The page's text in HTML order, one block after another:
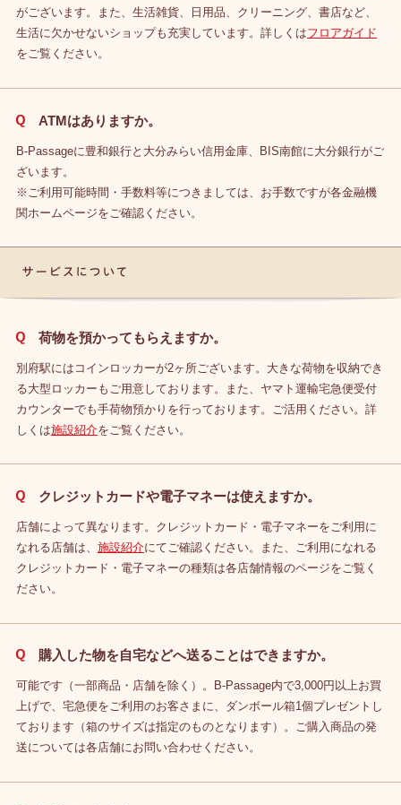
がございます。また、生活雑貨、日用品、クリーニング、書店など、
生活に欠かせないショップも充実しています。詳しくはフロアガイド
をご覧ください。
ATMはありますか。
B-Passageに豊和銀行と大分みらい信用金庫、BIS南館に大分銀行がご
ざいます。
※ご利用可能時間・手数料等につきましては、お手数ですが各金融機
関ホームページをご確認ください。
荷物を預かってもらえますか。
別府駅にはコインロッカーが2ヶ所ございます。大きな荷物を収納でき
る大型ロッカーもご用意しております。また、ヤマト運輸宅急便受付
カウンターでも手荷物預かりを行っております。ご活用ください。詳
しくは施設紹介をご覧ください。
クレジットカードや電子マネーは使えますか。
店舗によって異なります。クレジットカード・電子マネーをご利用に
なれる店舗は、 施設紹介にてご確認ください。また、ご利用になれる
クレジットカード・電子マネーの種類は各店舗情報のページをご覧く
ださい。
購入した物を自宅などへ送ることはできますか。
可能です（一部商品・店舗を除く）。B-Passage内で3,000円以上お買
上げで、宅急便をご利用のお客さまに、ダンボール箱1個プレゼントし
ております（箱のサイズは指定のものとなります）。ご購入商品の発
送については各店舗にお問い合わせください。